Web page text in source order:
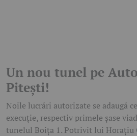
Un nou tunel pe
Pitești!
Noile lucrări autorizate se adaugă
execuție, respectiv primele șase
tunelul Boița 1. Potrivit lui Horațiu